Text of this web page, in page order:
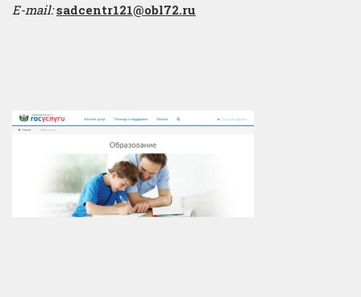
E-mail: sadcentr121@obl72.ru